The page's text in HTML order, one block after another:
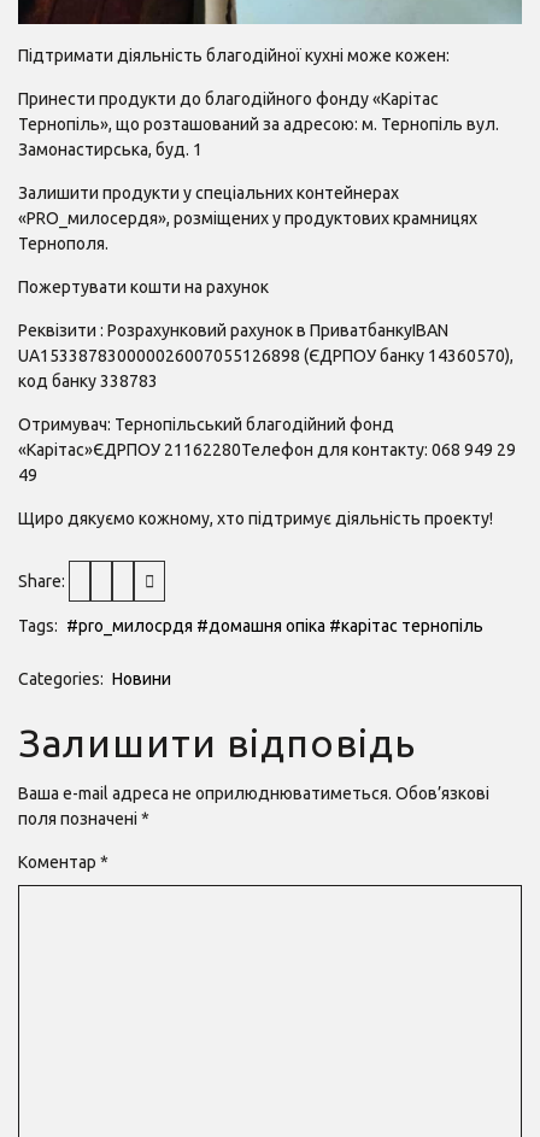
Підтримати діяльність благодійної кухні може кожен:
Принести продукти до благодійного фонду «Карітас
Тернопіль», що розташований за адресою: м. Тернопіль вул.
Замонастирська, буд. 1
Залишити продукти у спеціальних контейнерах
«PRO_милосердя», розміщених у продуктових крамницях
Тернополя.
Пожертувати кошти на рахунок
Реквізити : Розрахунковий рахунок в ПриватбанкуIBAN
UA153387830000026007055126898 (ЄДРПОУ банку 14360570),
код банку 338783
Отримувач: Тернопільський благодійний фонд
«Карітас»ЄДРПОУ 21162280Телефон для контакту: 068 949 29
49
Щиро дякуємо кожному, хто підтримує діяльність проекту!
Share:
Tags: #pro_милосрдя #домашня опіка #карітас тернопіль
Categories: Новини
Залишити відповідь
Ваша e-mail адреса не оприлюднюватиметься. Обов’язкові
поля позначені *
Коментар *